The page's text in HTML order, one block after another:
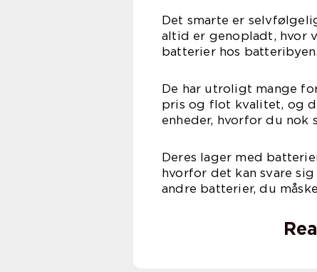
Det smarte er
altid er genopladt, hvor
batterier hos
De har utroligt mange
pris og flot kvalitet, og
enheder, hvorfor du nok
Deres lager med
hvorfor det kan svare
andre batterier, du